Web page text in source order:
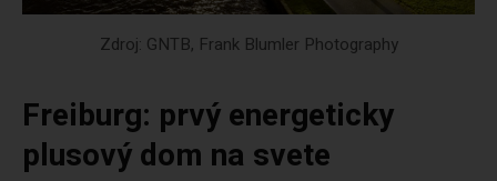
Zdroj: GNTB, Frank Blumler Photography
Freiburg: prvý energeticky
plusový dom na svete